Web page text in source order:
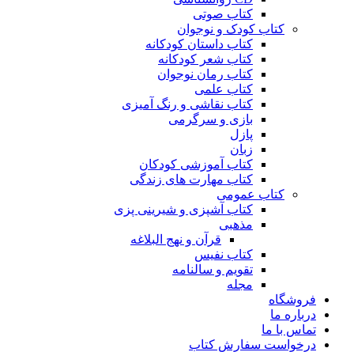
کتاب صوتی
کتاب کودک و نوجوان
کتاب داستان کودکانه
کتاب شعر کودکانه
کتاب رمان نوجوان
کتاب علمی
کتاب نقاشی و رنگ آمیزی
بازی و سرگرمی
پازل
زبان
کتاب آموزشی کودکان
کتاب مهارت های زندگی
کتاب عمومی
کتاب آشپزی و شیرینی پزی
مذهبی
قرآن و نهج البلاغه
کتاب نفیس
تقویم و سالنامه
مجله
فروشگاه
درباره ما
تماس با ما
درخواست سفارش کتاب